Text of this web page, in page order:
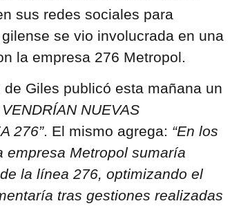
sus redes sociales para
se vio involucrada en una
la empresa 276 Metropol.
Giles publicó esta mañana un
VENDRÍAN NUEVAS
276”. El mismo agrega: “En los
Metropol sumaría
la línea 276, optimizando el
tras gestiones realizadas